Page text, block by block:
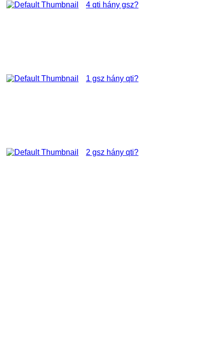
4 qti hány gsz?
1 gsz hány qti?
2 gsz hány qti?